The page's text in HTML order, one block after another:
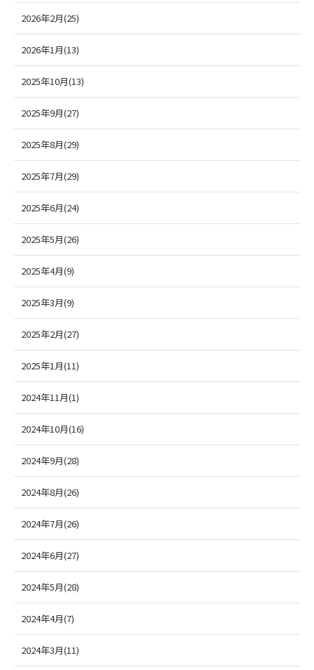
2026年2月(25)
2026年1月(13)
2025年10月(13)
2025年9月(27)
2025年8月(29)
2025年7月(29)
2025年6月(24)
2025年5月(26)
2025年4月(9)
2025年3月(9)
2025年2月(27)
2025年1月(11)
2024年11月(1)
2024年10月(16)
2024年9月(28)
2024年8月(26)
2024年7月(26)
2024年6月(27)
2024年5月(28)
2024年4月(7)
2024年3月(11)